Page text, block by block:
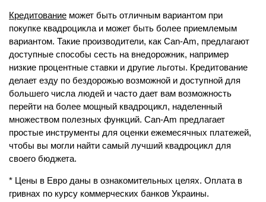
Кредитование может быть отличным вариантом при
покупке квадроцикла и может быть более приемлемым
вариантом. Такие производители, как Can-Am, предлагают
доступные способы сесть на внедорожник, например
низкие процентные ставки и другие льготы. Кредитование
делает езду по бездорожью возможной и доступной для
большего числа людей и часто дает вам возможность
перейти на более мощный квадроцикл, наделенный
множеством полезных функций. Can-Am предлагает
простые инструменты для оценки ежемесячных платежей,
чтобы вы могли найти самый лучший квадроцикл для
своего бюджета.
* Цены в Евро даны в ознакомительных целях. Оплата в
гривнах по курсу коммерческих банков Украины.